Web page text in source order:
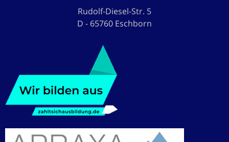
Rudolf-Diesel-Str. 5
D - 65760 Eschborn